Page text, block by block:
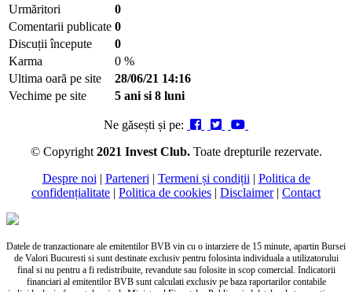
Urmăritori
0
Comentarii publicate 0
Discuții începute
0
Karma
0 %
Ultima oară pe site
28/06/21 14:16
Vechime pe site
5 ani si 8 luni
Ne găsești și pe:
© Copyright 2021 Invest Club. Toate drepturile rezervate.
Despre noi | Parteneri | Termeni și condiții | Politica de
confidențialitate | Politica de cookies | Disclaimer| Contact
Datele de tranzactionare ale emitentilor BVB vin cu o intarziere de 15 minute, apartin Bursei
de Valori Bucuresti si sunt destinate exclusiv pentru folosinta individuala a utilizatorului
final si nu pentru a fi redistribuite, revandute sau folosite in scop comercial. Indicatorii
financiari al emitentilor BVB sunt calculati exclusiv pe baza raportarilor contabile